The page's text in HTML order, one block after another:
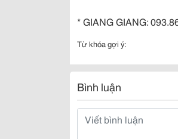
* GIANG GIANG:
Từ khóa gợi ý:
Bình luận